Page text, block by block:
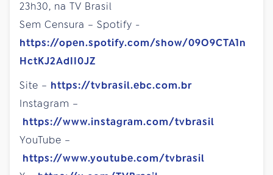
23h30, na TV Brasil
Sem Censura – Spotify -
https://open.spotify.com/show/09O9CTA1n
HctKJ2AdII0JZ
Site – https://tvbrasil.ebc.com.br
Instagram –
https://www.instagram.com/tvbrasil
YouTube –
https://www.youtube.com/tvbrasil